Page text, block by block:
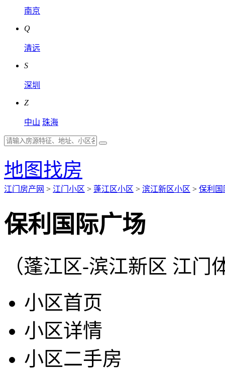
南京
Q
清远
S
深圳
Z
中山 珠海
地图找房
江门房产网 > 江门小区 > 蓬江区小区 > 滨江新区小区 > 保利国
保利国际广场
（蓬江区-滨江新区 江
小区首页
小区详情
小区二手房